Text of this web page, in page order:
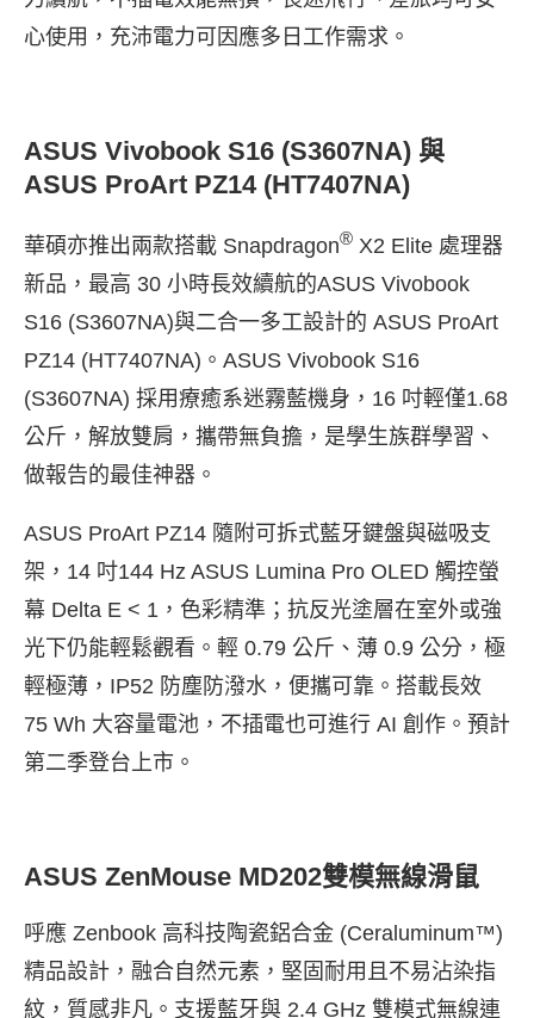
心使用，充沛電力可因應多日工作需求。
ASUS Vivobook S16 (S3607NA) 與
ASUS ProArt PZ14 (HT7407NA)
華碩亦推出兩款搭載 Snapdragon® X2 Elite 處理器
新品，最高 30 小時長效續航的ASUS Vivobook
S16 (S3607NA)與二合一多工設計的 ASUS ProArt
PZ14 (HT7407NA)。ASUS Vivobook S16
(S3607NA) 採用療癒系迷霧藍機身，16 吋輕僅1.68
公斤，解放雙肩，攜帶無負擔，是學生族群學習、
做報告的最佳神器。
ASUS ProArt PZ14 隨附可拆式藍牙鍵盤與磁吸支
架，14 吋144 Hz ASUS Lumina Pro OLED 觸控螢
幕 Delta E < 1，色彩精準；抗反光塗層在室外或強
光下仍能輕鬆觀看。輕 0.79 公斤、薄 0.9 公分，極
輕極薄，IP52 防塵防潑水，便攜可靠。搭載長效
75 Wh 大容量電池，不插電也可進行 AI 創作。預計
第二季登台上市。
ASUS ZenMouse MD202雙模無線滑鼠
呼應 Zenbook 高科技陶瓷鋁合金 (Ceraluminum™)
精品設計，融合自然元素，堅固耐用且不易沾染指
紋，質感非凡。支援藍牙與 2.4 GHz 雙模式無線連